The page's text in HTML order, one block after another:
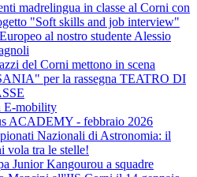
madrelingua in classe al Corni con
"Soft skills and job interview"
al nostro studente Alessio
del Corni mettono in scena
per la rassegna TEATRO DI
E-mobility
ACADEMY - febbraio 2026
Nazionali di Astronomia: il
vola tra le stelle!
Junior Kangourou a squadre